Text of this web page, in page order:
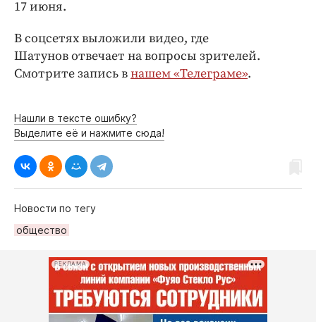
Работодатель года
17 июня.
В соцсетях выложили видео, где
Шатунов отвечает на вопросы зрителей.
Смотрите запись внашем «Телеграме».
Нашли в тексте ошибку?
Выделите её и нажмите сюда!
Новости по тегу
общество
РЕКЛАМА